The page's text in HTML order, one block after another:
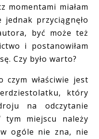
momentami miałam
jednak przyciągnęło
być może też
i postanowiłam
Czy było warto?
właściwie jest
który
na odczytanie
tym miejscu należy
ogóle nie zna, nie